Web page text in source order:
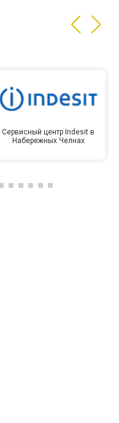
Сервисный центр Indesit в
Набережных Челнах